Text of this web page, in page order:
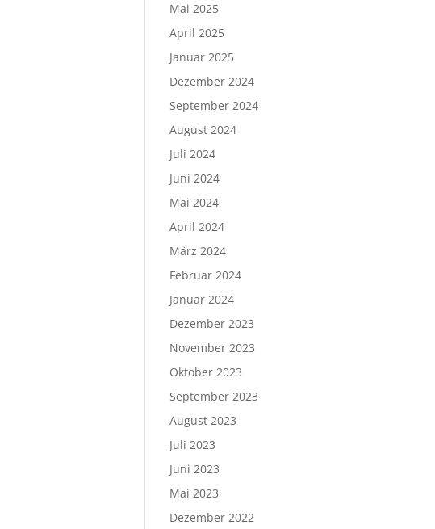
Mai 2025
April 2025
Januar 2025
Dezember 2024
September 2024
August 2024
Juli 2024
Juni 2024
Mai 2024
April 2024
März 2024
Februar 2024
Januar 2024
Dezember 2023
November 2023
Oktober 2023
September 2023
August 2023
Juli 2023
Juni 2023
Mai 2023
Dezember 2022